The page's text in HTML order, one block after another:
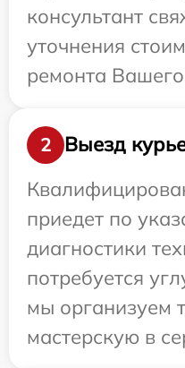
консультант
уточнения
ремонта Вашего
2
Выезд
приедет по
диагностики
потребуется
мы организуем
мастерскую в